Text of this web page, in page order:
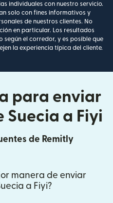
individuales con nuestro servicio.
solo con fines informativos y
de nuestros clientes. No
en particular. Los resultados
según el corredor, y es posible que
la experiencia típica del cliente.
para enviar
Suecia a Fiyi
de Remitly
manera de enviar
a Fiyi?